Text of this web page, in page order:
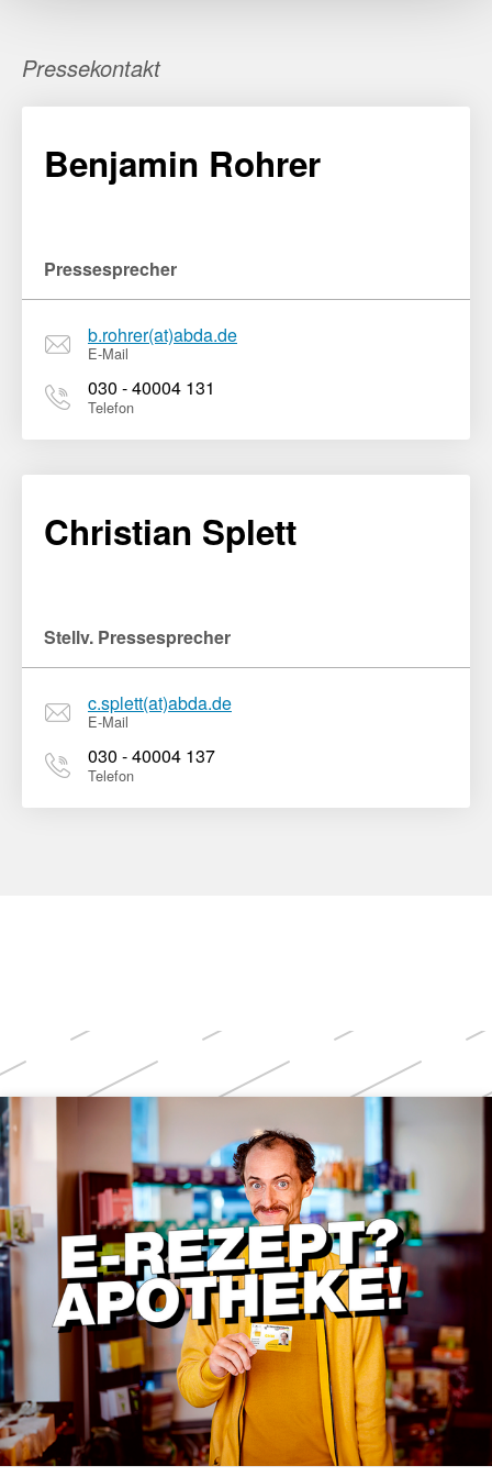
Pressekontakt
Benjamin Rohrer
Pressesprecher
b.rohrer(at)abda.de
E-Mail
030 - 40004 131
Telefon
Christian Splett
Stellv. Pressesprecher
c.splett(at)abda.de
E-Mail
030 - 40004 137
Telefon
Weitere
Themen